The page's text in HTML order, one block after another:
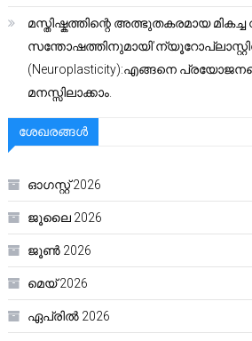
മസ്തിഷ്കത്തിന്റെ അത്ഭുതകരമായ
(Neuroplasticity):എങ്ങനെ
മനസ്സിലാക്കാം.
ശേഖരങ്ങൾ
ഓഗസ്റ്റ്‌ 2026
ജൂലൈ 2026
ജൂൺ 2026
മെയ്‌ 2026
ഏപ്രിൽ 2026